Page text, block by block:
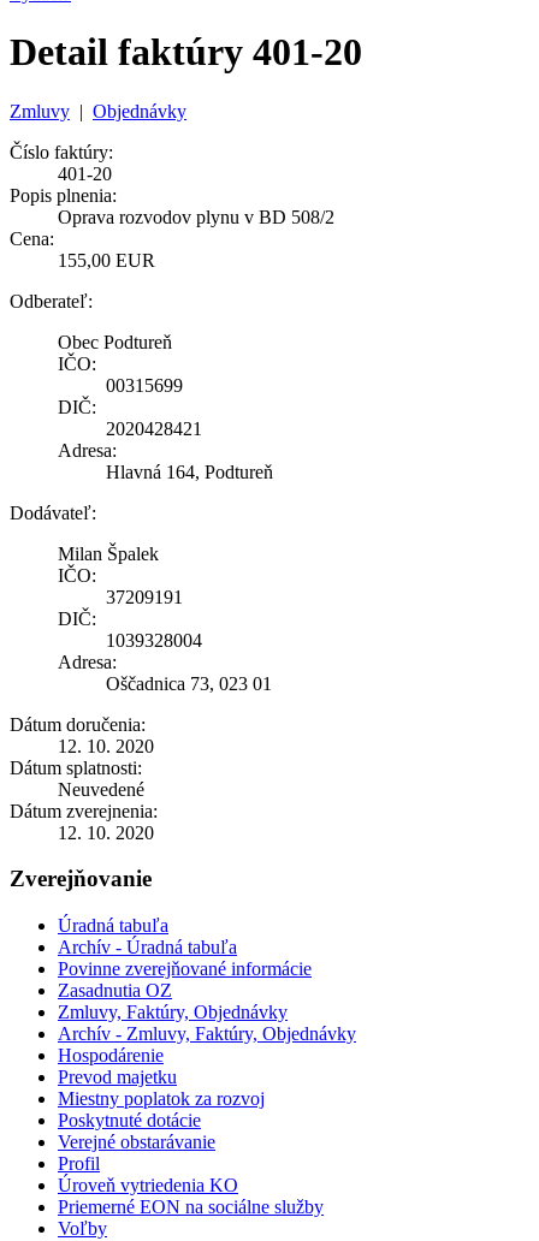
Detail faktúry 401-20
Zmluvy | Objednávky
Číslo faktúry:
401-20
Popis plnenia:
Oprava rozvodov plynu v BD 508/2
Cena:
155,00 EUR
Odberateľ:
Obec Podtureň
IČO:
00315699
DIČ:
2020428421
Adresa:
Hlavná 164, Podtureň
Dodávateľ:
Milan Špalek
IČO:
37209191
DIČ:
1039328004
Adresa:
Oščadnica 73, 023 01
Dátum doručenia:
12. 10. 2020
Dátum splatnosti:
Neuvedené
Dátum zverejnenia:
12. 10. 2020
Zverejňovanie
Úradná tabuľa
Archív - Úradná tabuľa
Povinne zverejňované informácie
Zasadnutia OZ
Zmluvy, Faktúry, Objednávky
Archív - Zmluvy, Faktúry, Objednávky
Hospodárenie
Prevod majetku
Miestny poplatok za rozvoj
Poskytnuté dotácie
Verejné obstarávanie
Profil
Úroveň vytriedenia KO
Priemerné EON na sociálne služby
Voľby